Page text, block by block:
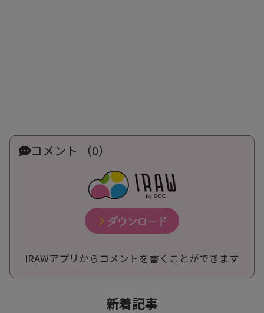
コメント （0）
IRAWアプリからコメントを書くことができます
新着記事